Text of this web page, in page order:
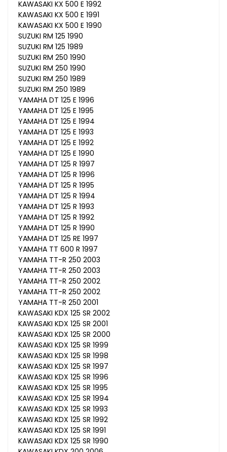
KAWASAKI KX 500 E 1992
KAWASAKI KX 500 E 1991
KAWASAKI KX 500 E 1990
SUZUKI RM 125 1990
SUZUKI RM 125 1989
SUZUKI RM 250 1990
SUZUKI RM 250 1990
SUZUKI RM 250 1989
SUZUKI RM 250 1989
YAMAHA DT 125 E 1996
YAMAHA DT 125 E 1995
YAMAHA DT 125 E 1994
YAMAHA DT 125 E 1993
YAMAHA DT 125 E 1992
YAMAHA DT 125 E 1990
YAMAHA DT 125 R 1997
YAMAHA DT 125 R 1996
YAMAHA DT 125 R 1995
YAMAHA DT 125 R 1994
YAMAHA DT 125 R 1993
YAMAHA DT 125 R 1992
YAMAHA DT 125 R 1990
YAMAHA DT 125 RE 1997
YAMAHA TT 600 R 1997
YAMAHA TT-R 250 2003
YAMAHA TT-R 250 2003
YAMAHA TT-R 250 2002
YAMAHA TT-R 250 2002
YAMAHA TT-R 250 2001
KAWASAKI KDX 125 SR 2002
KAWASAKI KDX 125 SR 2001
KAWASAKI KDX 125 SR 2000
KAWASAKI KDX 125 SR 1999
KAWASAKI KDX 125 SR 1998
KAWASAKI KDX 125 SR 1997
KAWASAKI KDX 125 SR 1996
KAWASAKI KDX 125 SR 1995
KAWASAKI KDX 125 SR 1994
KAWASAKI KDX 125 SR 1993
KAWASAKI KDX 125 SR 1992
KAWASAKI KDX 125 SR 1991
KAWASAKI KDX 125 SR 1990